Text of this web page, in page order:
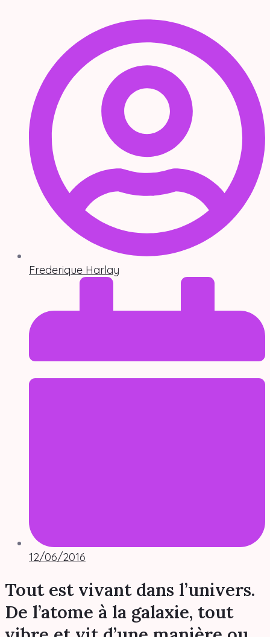
Frederique Harlay
12/06/2016
Tout est vivant dans l’univers.
De l’atome à la galaxie, tout